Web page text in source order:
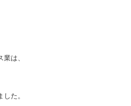
は、
た。